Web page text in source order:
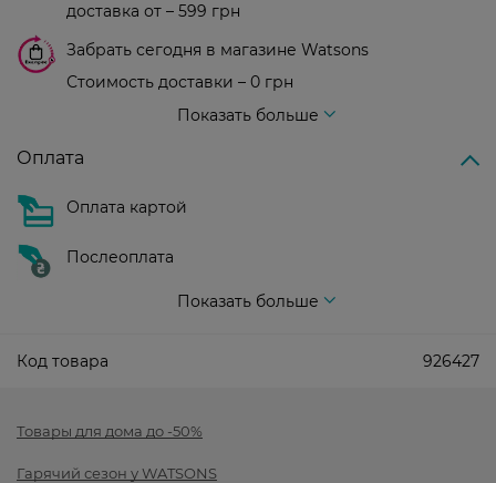
доставка от – 599 грн
Забрать сегодня в магазине Watsons
Стоимость доставки – 0 грн
Показать больше
Оплата
Оплата картой
Послеоплата
Показать больше
Код товара 926427
Товары для дома до -50%
Гарячий сезон у WATSONS